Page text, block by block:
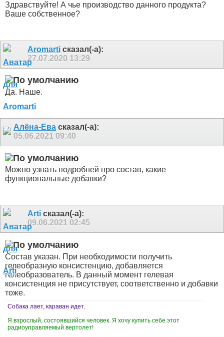
Здравствуйте! А чье производство данного продукта?
Ваше собственное?
Aromarti сказал(-а):
27.07.2020 13:29
Да. Наше.
Алёна-Ева сказал(-а):
05.06.2021 09:40
Можно узнать подробней про состав, какие
функциональные добавки?
Arti сказал(-а):
09.06.2021 02:45
Состав указан. При необходимости получить
гелеобразную консистенцию, добавляется
гелеобразователь. В данный момент гелевая
консистенция не присутствует, соответственно и добавки
тоже.
Собака лает, караван идет.
Я взрослый, состоявшийся человек. Я хочу купить себе этот
радиоуправляемый вертолет!